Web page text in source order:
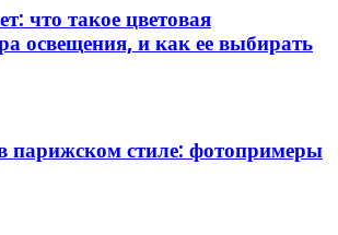
что такое цветовая
освещения, и как ее выбирать
парижском стиле: фотопримеры